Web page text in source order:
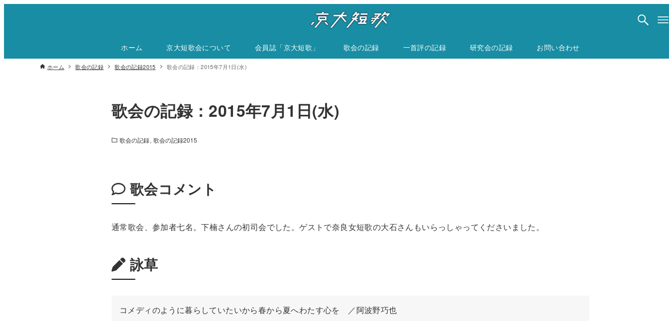
ホーム 京大短歌会について 会員誌「京大短歌」 歌会の記録 一首評の記録 研究会の記録 お問い合わせ
ホーム 歌会の記録 歌会の記録2015 歌会の記録：2015年7月1日(水)
歌会の記録：2015年7月1日(水)
歌会の記録 歌会の記録2015
歌会コメント
通常歌会、参加者七名。下楠さんの初司会でした。ゲストで奈良女短歌の大石さんもいらっしゃってくださいました。
詠草
コメディのように暮らしていたいから春から夏へわたす心を　／阿波野巧也